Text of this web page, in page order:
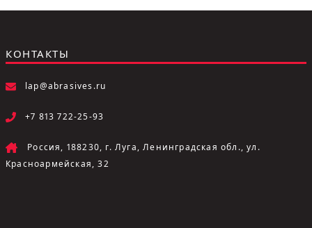
КОНТАКТЫ
lap@abrasives.ru
+7 813 722-25-93
Россия, 188230, г. Луга, Ленинградская обл., ул.
Красноармейская, 32